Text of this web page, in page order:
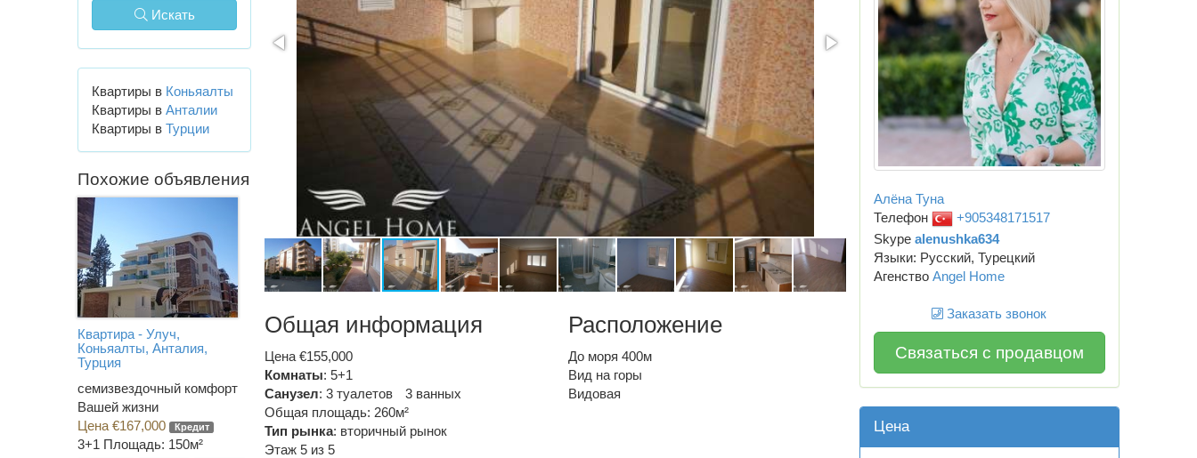
Общая информация
Цена €155,000
Комнаты: 5+1
Санузел: 3 туалетов
3 ванных
Общая площадь: 260м²
Тип рынка: вторичный рынок
Этаж 5 из 5
Расположение
До моря 400м
Вид на горы
Видовая
Алёна Туна
Телефон
+905348171517
Skype alenushka634
Языки: Русский, Турецкий
Агенство Angel Home
Заказать звонок
Связаться с продавцом
Цена
Искать
Квартиры в Коньяалты
Квартиры в Анталии
Квартиры в Турции
Похожие объявления
Квартира - Улуч,
Коньяалты, Анталия,
Турция
семизвездочный комфорт
Вашей жизни
Цена €167,000
Кредит
3+1 Площадь: 150м²